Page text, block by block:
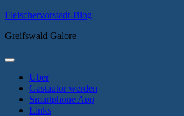
Zum
springen
Fleischervorstadt-Blog
Greifswald Galore
Primäres
Über
Gastautor werden
Smartphone App
Links